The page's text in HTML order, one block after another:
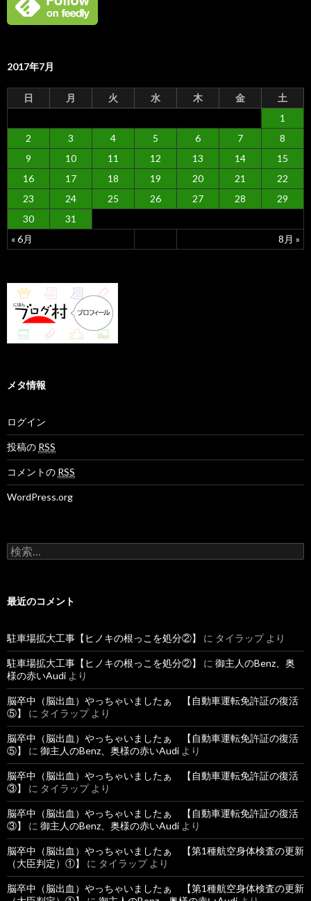
2017年7月
日 月 火 水 木 金 土
« 6月 8月 »
1
2
3 4 5 6 7
8
9
10 11 12 13 14
15
16
17 18 19 20 21
22
23
24 25 26 27 28
29
30
31
メタ情報
ログイン
投稿の RSS
コメントの RSS
WordPress.org
検
索
最近のコメント
駐車場拡大工事【ヒノキの根っこを処分②】 に タイラップより
駐車場拡大工事【ヒノキの根っこを処分②】 に 御主人のBenz、奥
様の赤いAudi より
脳卒中（脳出血）やっちゃいましたぁ 【自動車運転免許証の復活
⑤】
に タイラップより
脳卒中（脳出血）やっちゃいましたぁ 【自動車運転免許証の復活
⑤】
に 御主人のBenz、奥様の赤いAudi より
脳卒中（脳出血）やっちゃいましたぁ 【自動車運転免許証の復活
③】
に タイラップより
脳卒中（脳出血）やっちゃいましたぁ 【自動車運転免許証の復活
③】
に 御主人のBenz、奥様の赤いAudi より
脳卒中（脳出血）やっちゃいましたぁ 【第1種航空身体検査の更新
（大臣判定）①】
に タイラップより
脳卒中（脳出血）やっちゃいましたぁ 【第1種航空身体検査の更新